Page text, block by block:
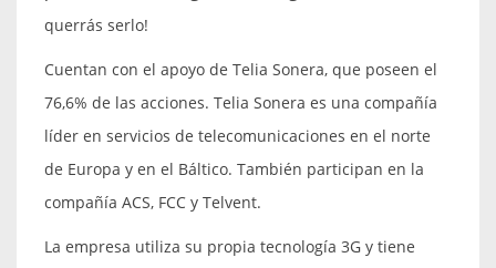
querrás serlo!
Cuentan con el apoyo de Telia Sonera, que poseen el
76,6% de las acciones. Telia Sonera es una compañía
líder en servicios de telecomunicaciones en el norte
de Europa y en el Báltico. También participan en la
compañía ACS, FCC y Telvent.
La empresa utiliza su propia tecnología 3G y tiene